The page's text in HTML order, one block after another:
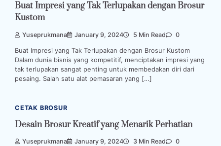
Buat Impresi yang Tak Terlupakan dengan Brosur
Kustom
Yuseprukmana January 9, 2024 5 Min Read 0
Buat Impresi yang Tak Terlupakan dengan Brosur Kustom
Dalam dunia bisnis yang kompetitif, menciptakan impresi yang
tak terlupakan sangat penting untuk membedakan diri dari
pesaing. Salah satu alat pemasaran yang […]
CETAK BROSUR
Desain Brosur Kreatif yang Menarik Perhatian
Yuseprukmana January 9, 2024 3 Min Read 0